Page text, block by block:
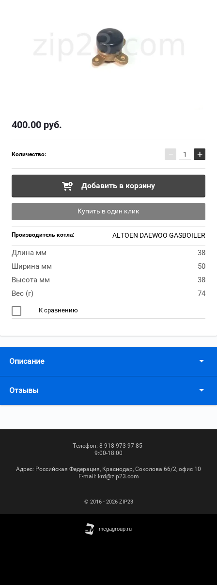
400.00 руб.
Количество: − +
Добавить в корзину
Купить в один клик
Производитель котла: ALTOEN DAEWOO GASBOILER
Длина мм
38
Ширина мм
50
Высота мм
38
Вес (г)
74
К сравнению
Описание
Отзывы
Телефон: 8-918-973-97-85
9:00-18:00
Адрес: Российская Федерация, Краснодар, Соколова 66/2, офис 10
Е-mail: krd@zip23.com
© 2016 - 2026 ZIP23